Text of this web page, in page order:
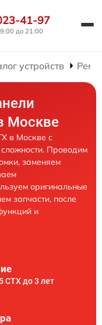
41-97
до 21:00
устройств
Москве
в Москве с
Проводим
заменяем
оригинальные
запчасти, после
и
CTX до 3 лет